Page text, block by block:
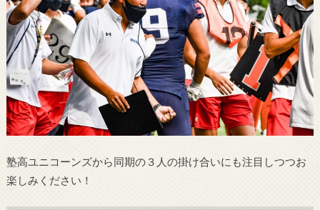
塾高ユニコーンズから同期の３人の掛け合いにも注目しつつお
楽しみください！